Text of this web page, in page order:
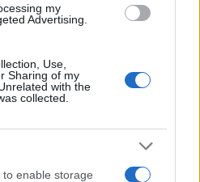
my
Advertising.
Use,
Sharing of my
with the
collected.
enable storage
οι
Οι Χούθι ανέλαβαν
Aramco στη
Αραβία